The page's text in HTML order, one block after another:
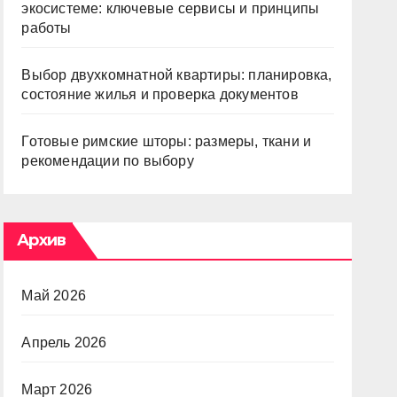
экосистеме: ключевые сервисы и принципы
работы
Выбор двухкомнатной квартиры: планировка,
состояние жилья и проверка документов
Готовые римские шторы: размеры, ткани и
рекомендации по выбору
Архив
Май 2026
Апрель 2026
Март 2026